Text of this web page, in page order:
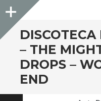
Sidebar
– THE
DROPS –
END